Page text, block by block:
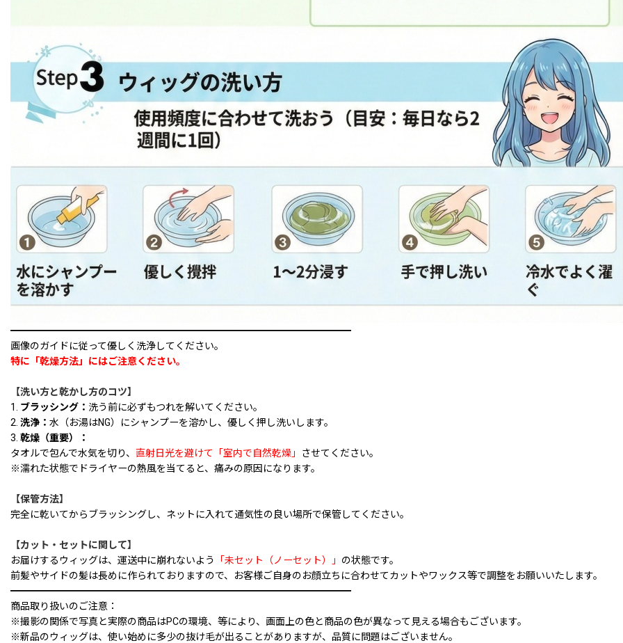
━━━━━━━━━━━━━━━━━━━━━━━━━━━━━━━━━━━
画像のガイドに従って優しく洗浄してください。
特に「乾燥方法」にはご注意ください。
【洗い方と乾かし方のコツ】
1. ブラッシング： 洗う前に必ずもつれを解いてください。
2. 洗浄： 水（お湯はNG）にシャンプーを溶かし、優しく押し洗いします。
3. 乾燥（重要）：
タオルで包んで水気を切り、 直射日光を避けて「室内で自然乾燥」
させてください。
※濡れた状態でドライヤーの熱風を当てると、痛みの原因になります。
【保管方法】
完全に乾いてからブラッシングし、ネットに入れて通気性の良い場所で保管してください。
【カット・セットに関して】
お届けするウィッグは、運送中に崩れないよう
「未セット（ノーセット）」 の状態です。
前髪やサイドの髪は長めに作られておりますので、お客様ご自身のお顔立ちに合わせてカットやワックス等で調整をお願いいたします。
━━━━━━━━━━━━━━━━━━━━━━━━━━━━━━━━━━━
商品取り扱いのご注意：
※撮影の関係で写真と実際の商品はPCの環境、等により、画面上の色と商品の色が異なって見える場合もございます。
※新品のウィッグは、使い始めに多少の抜け毛が出ることがありますが、品質に問題はございません。